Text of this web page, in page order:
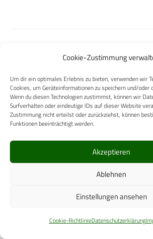
Cookie-Zustimmung
Um dir ein optimales Erlebnis zu bieten, verwenden wir
Cookies, um Geräteinformationen zu speichern und/oder
Wenn du diesen Technologien zustimmst, können wir
Surfverhalten oder eindeutige IDs auf dieser Website
Zustimmung nicht erteilst oder zurückziehst, können
Funktionen beeinträchtigt werden.
Akzeptieren
Ablehnen
Einstellungen ansehen
Cookie-RichtlinieDatenschutzerklärung
Ziehm Imaging GmbH
TapMed Medizintechnik
Handels GmbH
FormMed HealthCare GmbH